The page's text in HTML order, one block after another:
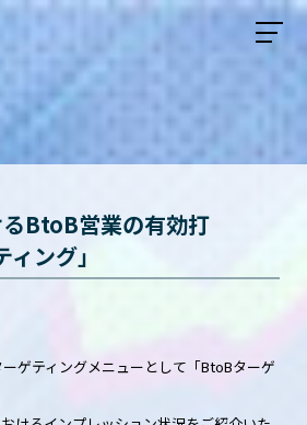
BtoB営業の有効打
ング」
ゲティングメニューとして「BtoBターゲ